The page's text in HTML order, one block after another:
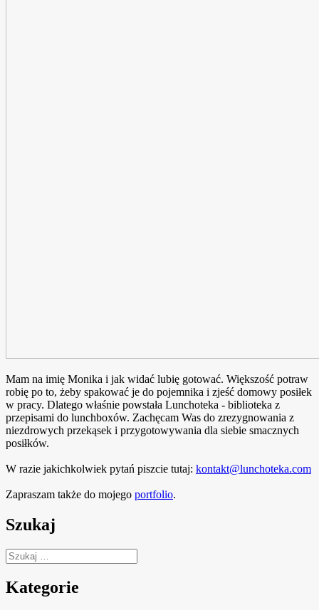
Mam na imię Monika i jak widać lubię gotować. Większość potraw
robię po to, żeby spakować je do pojemnika i zjeść domowy posiłek
w pracy. Dlatego właśnie powstała Lunchoteka - biblioteka z
przepisami do lunchboxów. Zachęcam Was do zrezygnowania z
niezdrowych przekąsek i przygotowywania dla siebie smacznych
posiłków.
W razie jakichkolwiek pytań piszcie tutaj: kontakt@lunchoteka.com
Zapraszam także do mojego portfolio.
Szukaj
Szukaj:
Kategorie